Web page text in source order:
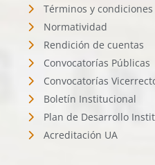
Términos y condiciones
Normatividad
Rendición de cuentas
Convocatorías Públicas
Convocatorías
Boletín Institucional
Plan de Desarrollo
Acreditación UA